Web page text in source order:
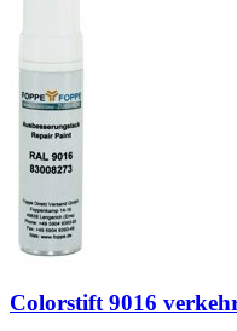
Colorstift 9016